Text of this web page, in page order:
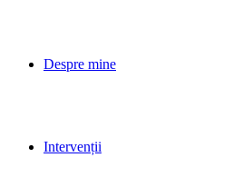
Despre mine
Intervenții